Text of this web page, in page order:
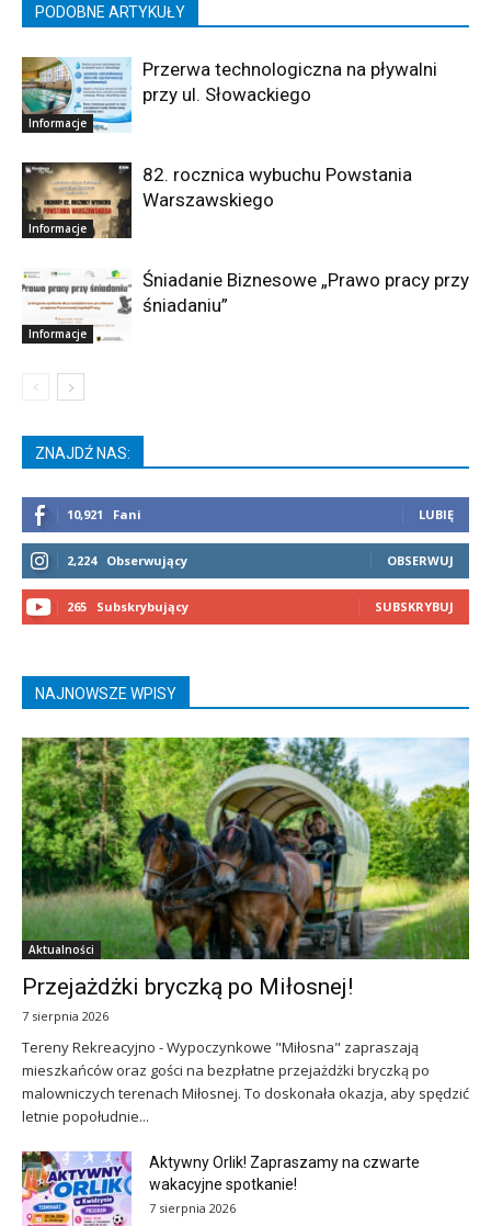
PODOBNE ARTYKUŁY
Informacje
Przerwa technologiczna na pływalni
przy ul. Słowackiego
Informacje
82. rocznica wybuchu Powstania
Warszawskiego
Informacje
Śniadanie Biznesowe „Prawo pracy przy
śniadaniu”
ZNAJDŹ NAS:
10,921 Fani LUBIĘ
2,224 Obserwujący OBSERWUJ
265 Subskrybujący SUBSKRYBUJ
NAJNOWSZE WPISY
Aktualności
Przejażdżki bryczką po Miłosnej!
7 sierpnia 2026
Tereny Rekreacyjno - Wypoczynkowe "Miłosna" zapraszają
mieszkańców oraz gości na bezpłatne przejażdżki bryczką po
malowniczych terenach Miłosnej. To doskonała okazja, aby spędzić
letnie popołudnie...
Aktywny Orlik! Zapraszamy na czwarte
wakacyjne spotkanie!
7 sierpnia 2026